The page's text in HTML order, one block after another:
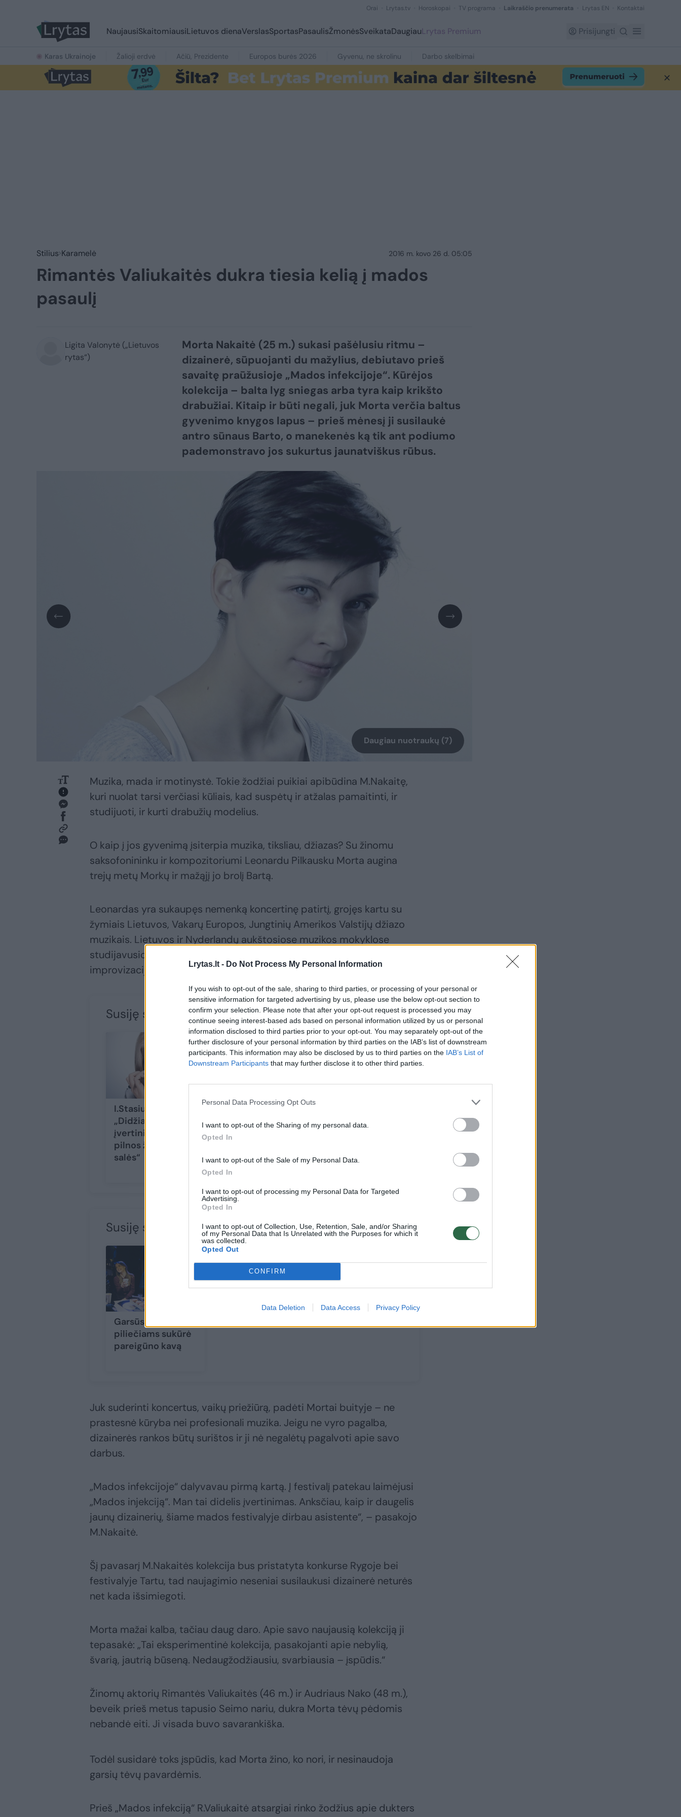
Lrytas.lt - Do Not Process My Personal Information
If you wish to opt-out of the sale, sharing to third parties, or processing of your personal or
sensitive information for targeted advertising by us, please use the below opt-out section to
confirm your selection. Please note that after your opt-out request is processed you may
continue seeing interest-based ads based on personal information utilized by us or personal
information disclosed to third parties prior to your opt-out. You may separately opt-out of the
further disclosure of your personal information by third parties on the IAB’s list of downstream
participants. This information may also be disclosed by us to third parties on the IAB’s List of
Downstream Participants that may further disclose it to other third parties.
Personal Data Processing Opt Outs
I want to opt-out of the Sharing of my personal data.
Opted In
I want to opt-out of the Sale of my Personal Data.
Opted In
I want to opt-out of processing my Personal Data for Targeted
Advertising.
Opted In
I want to opt-out of Collection, Use, Retention, Sale, and/or Sharing
of my Personal Data that Is Unrelated with the Purposes for which it
was collected.
Opted Out
CONFIRM
Data Deletion Data Access Privacy Policy
Orai Lrytas.tv Horoskopai TV programa Laikraščio prenumerata Lrytas EN Kontaktai
NaujausiSkaitomiausiLietuvos dienaVerslasSportasPasaulisŽmonėsSveikataDaugiauLrytas Premium Prisijungti
Karas Ukrainoje Žalioji erdvė Ačiū, Prezidente Europos burės 2026 Gyvenu, ne skrolinu Darbo skelbimai
Stilius Karamelė 2016 m. kovo 26 d. 05:05
Rimantės Valiukaitės dukra tiesia kelią į mados
pasaulį
Ligita Valonytė („Lietuvos
rytas“)
Morta Nakaitė (25 m.) sukasi pašėlusiu ritmu –
dizainerė, sūpuojanti du mažylius, debiutavo prieš
savaitę praūžusioje „Mados infekcijoje“. Kūrėjos
kolekcija – balta lyg sniegas arba tyra kaip krikšto
drabužiai. Kitaip ir būti negali, juk Morta verčia baltus
gyvenimo knygos lapus – prieš mėnesį ji susilaukė
antro sūnaus Barto, o manekenės ką tik ant podiumo
pademonstravo jos sukurtus jaunatviškus rūbus.
Daugiau nuotraukų (7)
Muzika, mada ir motinystė. Tokie žodžiai puikiai apibūdina M.Nakaitę,
kuri nuolat tarsi verčiasi kūliais, kad suspėtų ir atžalas pamaitinti, ir
studijuoti, ir kurti drabužių modelius.
O kaip į jos gyvenimą įsiterpia muzika, tiksliau, džiazas? Su žinomu
saksofonininku ir kompozitoriumi Leonardu Pilkausku Morta augina
trejų metų Morkų ir mažąjį jo brolį Bartą.
Leonardas yra sukaupęs nemenką koncertinę patirtį, grojęs kartu su
žymiais Lietuvos, Vakarų Europos, Jungtinių Amerikos Valstijų džiazo
muzikais. Lietuvos ir Nyderlandų aukštosiose muzikos mokyklose
studijavusio saksofonininko kasdienybėje taip pat netrūksta džiazo
improvizacijų.
Susiję straipsniai
I.Stasiulytė:
„Didžiausias
įvertinimas –
pilnos žiūrovų
salės“
Susiję straipsniai
Garsūs žmonės
piliečiams sukūrė
pareigūno kavą
Juk suderinti koncertus, vaikų priežiūrą, padėti Mortai buityje – ne
prastesnė kūryba nei profesionali muzika. Jeigu ne vyro pagalba,
dizainerės rankos būtų surištos ir ji nė negalėtų pagalvoti apie savo
darbus.
„Mados infekcijoje“ dalyvavau pirmą kartą. Į festivalį patekau laimėjusi
„Mados injekciją“. Man tai didelis įvertinimas. Anksčiau, kaip ir daugelis
jaunų dizainerių, šiame mados festivalyje dirbau asistente“, – pasakojo
M.Nakaitė.
Šį pavasarį M.Nakaitės kolekcija bus pristatyta konkurse Rygoje bei
festivalyje Tartu, tad naujagimio neseniai susilaukusi dizainerė neturės
net kada išsimiegoti.
Morta mažai kalba, tačiau daug daro. Apie savo naujausią kolekciją ji
tepasakė: „Tai eksperimentinė kolekcija, pasakojanti apie nebylią,
švarią, jautrią būseną. Nedaugžodžiausiu, svarbiausia – įspūdis.“
Žinomų aktorių Rimantės Valiukaitės (46 m.) ir Audriaus Nako (48 m.),
beveik prieš metus tapusio Seimo nariu, dukra Morta tėvų pėdomis
nebandė eiti. Ji visada buvo savarankiška.
Todėl susidarė toks įspūdis, kad Morta žino, ko nori, ir nesinaudoja
garsių tėvų pavardėmis.
Prieš „Mados infekciją“ R.Valiukaitė atsargiai rinko žodžius apie dukters